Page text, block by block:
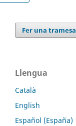
Fer una tramesa
Llengua
Català
English
Español (España)